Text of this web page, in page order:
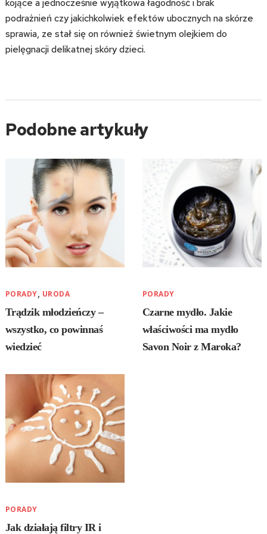
kojące a jednocześnie wyjątkowa łagodność i brak
podrażnień czy jakichkolwiek efektów ubocznych na skórze
sprawia, ze stał się on również świetnym olejkiem do
pielęgnacji delikatnej skóry dzieci.
Podobne artykuły
PORADY, URODA
Trądzik młodzieńczy –
wszystko, co powinnaś
wiedzieć
PORADY
Czarne mydło. Jakie
właściwości ma mydło
Savon Noir z Maroka?
PORADY
Jak działają filtry IR i